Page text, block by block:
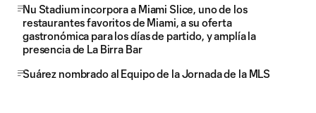
Nu Stadium incorpora a Miami Slice, uno de los
restaurantes favoritos de Miami, a su oferta
gastronómica para los días de partido, y amplía la
presencia de La Birra Bar
Suárez nombrado al Equipo de la Jornada de la MLS